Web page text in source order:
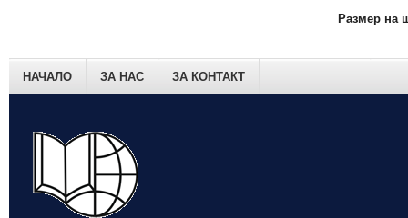
НАЧАЛО ЗА НАС ЗА КОНТАКТ
Размер на